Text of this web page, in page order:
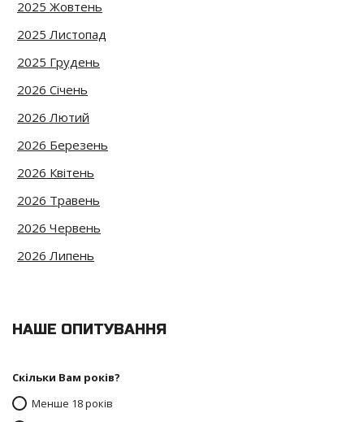
2025 Жовтень
2025 Листопад
2025 Грудень
2026 Січень
2026 Лютий
2026 Березень
2026 Квітень
2026 Травень
2026 Червень
2026 Липень
НАШЕ ОПИТУВАННЯ
Скільки Вам років?
Менше 18 років